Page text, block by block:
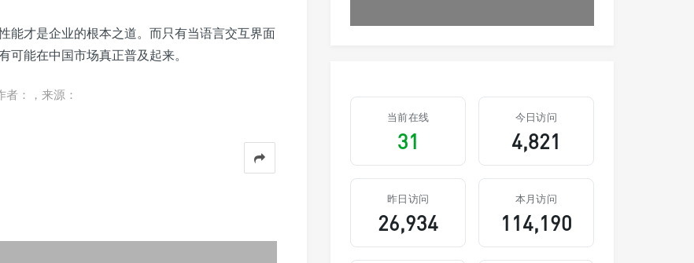
能才是企业的根本之道。而只有当语言交互界面
能在中国市场真正普及起来。
：，来源：
当前在线
31
今日访问
4,821
昨日访问
26,934
本月访问
114,190